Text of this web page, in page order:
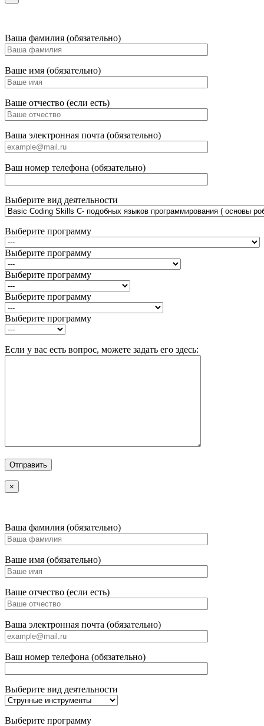
Ваша фамилия (обязательно)
Ваше имя (обязательно)
Ваше отчество (если есть)
Ваша электронная почта (обязательно)
Ваш номер телефона (обязательно)
Выберите вид деятельности
Выберите программу
Выберите программу
Выберите программу
Выберите программу
Выберите программу
Если у вас есть вопрос, можете задать его здесь:
×
Ваша фамилия (обязательно)
Ваше имя (обязательно)
Ваше отчество (если есть)
Ваша электронная почта (обязательно)
Ваш номер телефона (обязательно)
Выберите вид деятельности
Выберите программу